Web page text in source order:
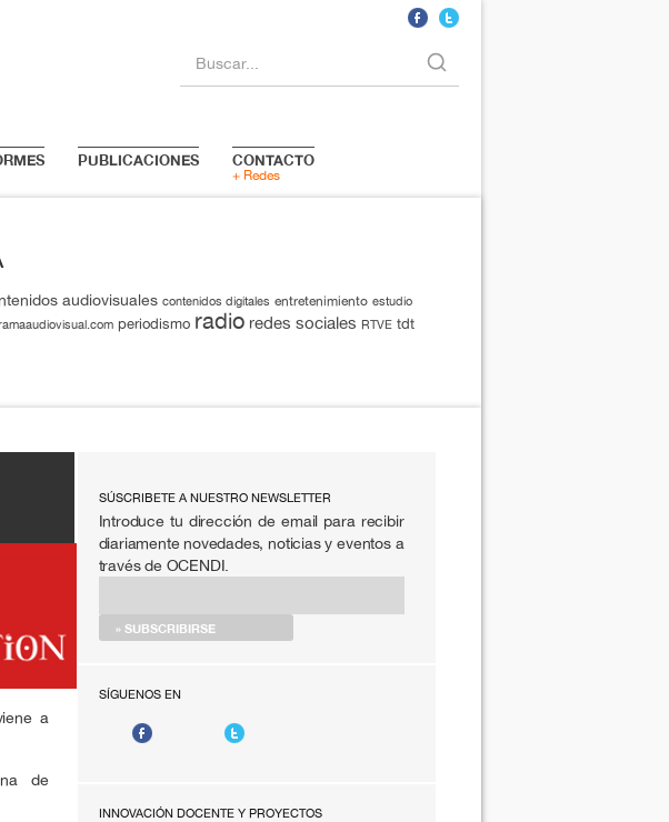
Buscar...
PUBLICACIONES CONTACTO
+ Redes
audiovisuales contenidos digitales entretenimiento estudio
periodismo radio redes sociales RTVE tdt
SÚSCRIBETE A NUESTRO NEWSLETTER
Introduce tu dirección de email para recibir
diariamente novedades, noticias y eventos a
través de OCENDI.
SÍGUENOS EN
INNOVACIÓN DOCENTE Y PROYECTOS
a
de